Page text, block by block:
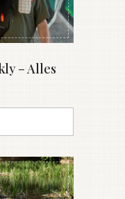
– Alles